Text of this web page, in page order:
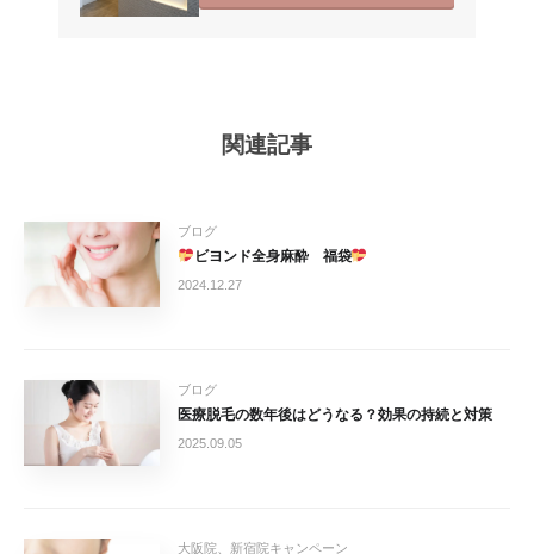
関連記事
ブログ
ビヨンド全身麻酔 福袋
2024.12.27
ブログ
医療脱毛の数年後はどうなる？効果の持続と対策
2025.09.05
大阪院、新宿院キャンペーン